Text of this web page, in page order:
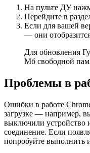
На пульте ДУ
Перейдите в
Если для вашей
— они
Для обновления
Мб свободной
Проблемы в
Ошибки в работе
загрузке — например,
выключили устройство
соединение. Если
попробуйте выполнить